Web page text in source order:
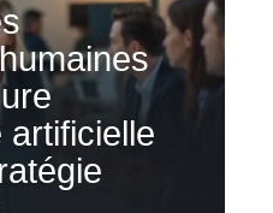
artificielle